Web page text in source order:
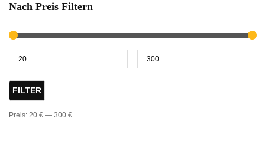
Nach Preis Filtern
FILTER
Preis: 20 € — 300 €